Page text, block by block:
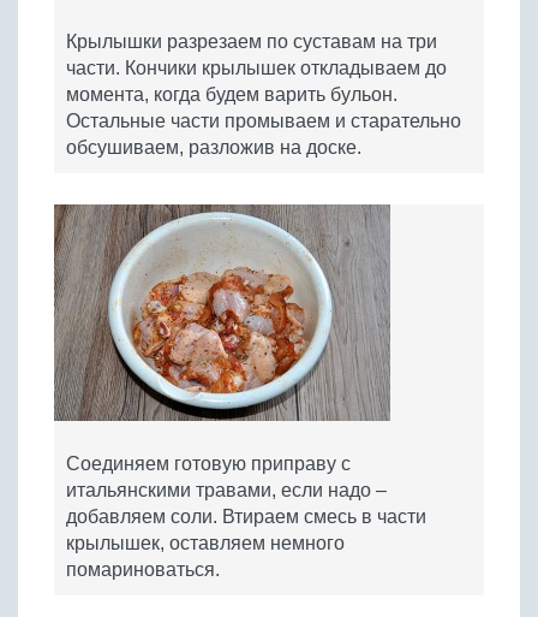
Крылышки разрезаем по суставам на три
части. Кончики крылышек откладываем до
момента, когда будем варить бульон.
Остальные части промываем и старательно
обсушиваем, разложив на доске.
Соединяем готовую приправу с
итальянскими травами, если надо –
добавляем соли. Втираем смесь в части
крылышек, оставляем немного
помариноваться.